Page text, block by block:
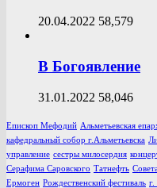
20.04.2022 58,579
В Богоявление
31.01.2022 58,046
Епископ Мефодий Альметьевская
кафедральный собор г.Альметьевска
управление сестры милосердия
Серафима Саровского Татнефть
Ермоген Рождественский фестиваль г.